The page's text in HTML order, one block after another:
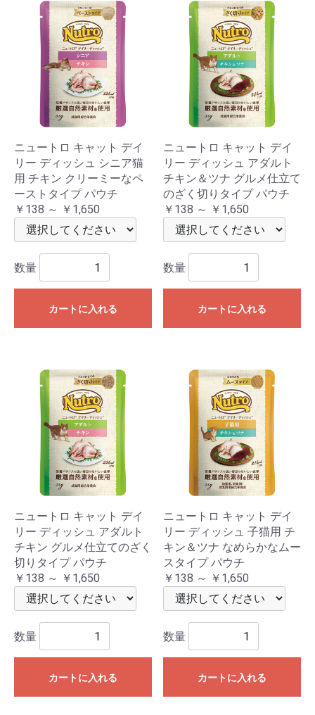
ニュートロ キャット デイ
リー ディッシュ シニア猫
用 チキン クリーミーなペ
ーストタイプ パウチ
￥138 ～ ￥1,650
数量
カートに入れる
ニュートロ キャット デイ
リー ディッシュ アダルト
チキン＆ツナ グルメ仕立て
のざく切りタイプ パウチ
￥138 ～ ￥1,650
数量
カートに入れる
ニュートロ キャット デイ
リー ディッシュ アダルト
チキン グルメ仕立てのざく
切りタイプ パウチ
￥138 ～ ￥1,650
数量
カートに入れる
ニュートロ キャット デイ
リー ディッシュ 子猫用 チ
キン＆ツナ なめらかなムー
スタイプ パウチ
￥138 ～ ￥1,650
数量
カートに入れる